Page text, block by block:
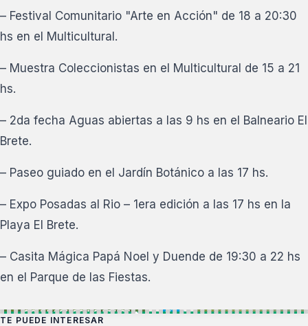
– Festival Comunitario "Arte en Acción" de 18 a 20:30
hs en el Multicultural.
– Muestra Coleccionistas en el Multicultural de 15 a 21
hs.
– 2da fecha Aguas abiertas a las 9 hs en el Balneario El
Brete.
– Paseo guiado en el Jardín Botánico a las 17 hs.
– Expo Posadas al Rio – 1era edición a las 17 hs en la
Playa El Brete.
– Casita Mágica Papá Noel y Duende de 19:30 a 22 hs
en el Parque de las Fiestas.
TE PUEDE INTERESAR